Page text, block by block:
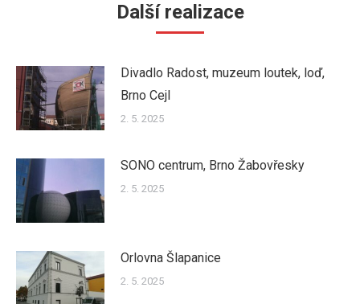
Další realizace
Divadlo Radost, muzeum loutek, loď,
Brno Cejl
2. 5. 2025
SONO centrum, Brno Žabovřesky
2. 5. 2025
Orlovna Šlapanice
2. 5. 2025